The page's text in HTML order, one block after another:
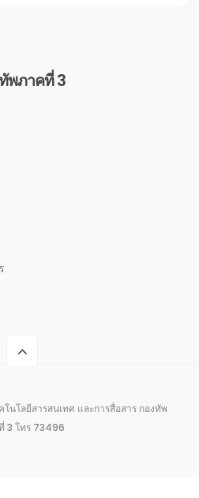
พภาคที่ 3
โลยีสารสนเทศ และการสื่อสาร กองทัพ
3 โทร 73496